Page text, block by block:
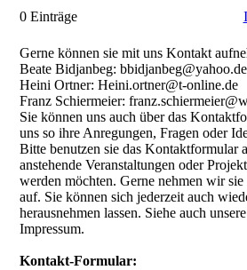
0 Einträge
Gerne können sie mit uns Kontakt
Beate Bidjanbeg: bbidjanbeg@yahoo.de
Heini Ortner: Heini.ortner@t-online.de
Franz Schiermeier:
Sie können uns auch über das
uns so ihre Anregungen, Fragen oder
Bitte benutzen sie das Kontaktformular
anstehende Veranstaltungen oder
werden möchten. Gerne nehmen wir
auf. Sie können sich jederzeit auch
herausnehmen lassen. Siehe auch
Impressum.
Kontakt-Formular: